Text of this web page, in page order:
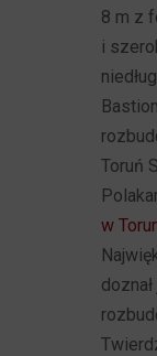
8 m z
i
Toruń
w